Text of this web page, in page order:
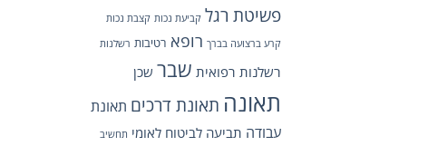
פשיטת רגל קביעת נכות קצבת נכות
קרע ברצועה בברך רופא רטיבות רשלנות
רשלנות רפואית שבר שכן
תאונה תאונת דרכים תאונת
עבודה תביעה לביטוח לאומי תחשיב